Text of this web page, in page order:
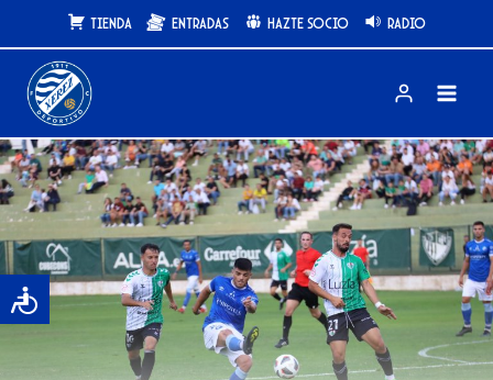
al
contenido
Tienda Entradas Hazte Socio Radio